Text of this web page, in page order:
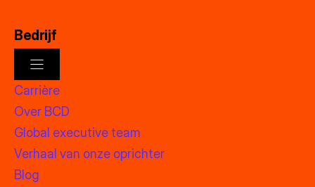
Bedrijf
Carrière
Over BCD
Global executive team
Verhaal van onze oprichter
Blog